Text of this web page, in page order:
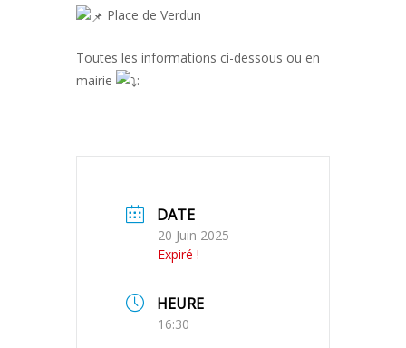
Place de Verdun
Toutes les informations ci-dessous ou en
mairie
:
DATE
20 Juin 2025
Expiré !
HEURE
16:30